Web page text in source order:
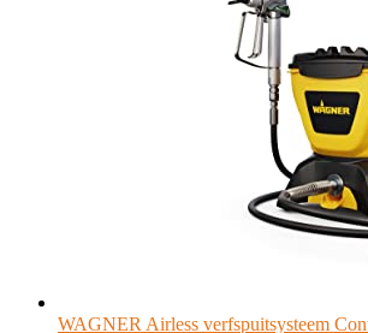
WAGNER Airless verfspuitsysteem